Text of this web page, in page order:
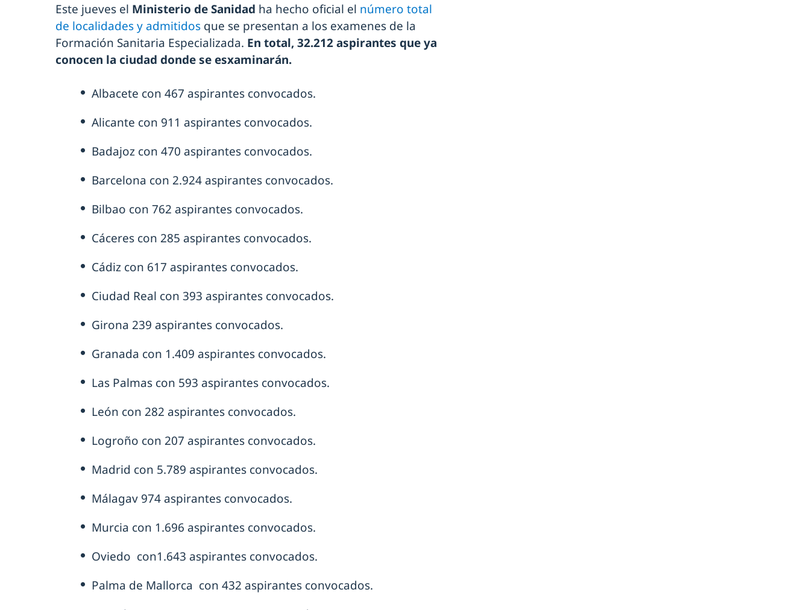
Este jueves el Ministerio de Sanidad ha hecho oficial el número total
de localidades y admitidos que se presentan a los examenes de la
Formación Sanitaria Especializada. En total, 32.212 aspirantes que ya
conocen la ciudad donde se esxaminarán.
Albacete con 467 aspirantes convocados.
Alicante con 911 aspirantes convocados.
Badajoz con 470 aspirantes convocados.
Barcelona con 2.924 aspirantes convocados.
Bilbao con 762 aspirantes convocados.
Cáceres con 285 aspirantes convocados.
Cádiz con 617 aspirantes convocados.
Ciudad Real con 393 aspirantes convocados.
Girona 239 aspirantes convocados.
Granada con 1.409 aspirantes convocados.
Las Palmas con 593 aspirantes convocados.
León con 282 aspirantes convocados.
Logroño con 207 aspirantes convocados.
Madrid con 5.789 aspirantes convocados.
Málagav 974 aspirantes convocados.
Murcia con 1.696 aspirantes convocados.
Oviedo con1.643 aspirantes convocados.
Palma de Mallorca con 432 aspirantes convocados.